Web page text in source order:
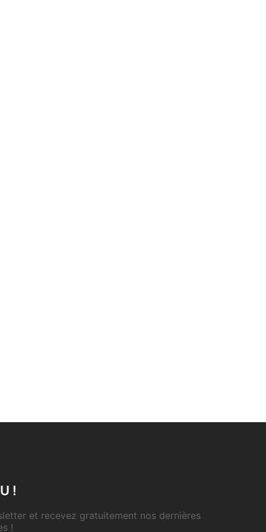
!
et recevez gratuitement nos dernières
!